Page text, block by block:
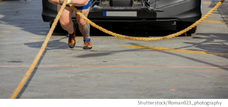
Shutterstock/Roman023_photography